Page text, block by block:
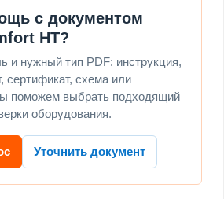
с документом
HT?
и нужный тип PDF: инструкция,
сертификат, схема или
поможем выбрать подходящий
оборудования.
Уточнить документ